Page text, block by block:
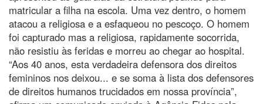
matricular a filha na escola. Uma vez dentro, o homem
atacou a religiosa e a esfaqueou no pescoço. O homem
foi capturado mas a religiosa, rapidamente socorrida,
não resistiu às feridas e morreu ao chegar ao hospital.
“Aos 40 anos, esta verdadeira defensora dos direitos
femininos nos deixou... e se soma à lista dos defensores
de direitos humanos trucidados em nossa província”,